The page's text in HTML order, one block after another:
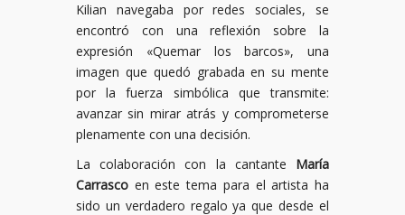
Kilian navegaba por redes sociales, se
encontró con una reflexión sobre la
expresión «Quemar los barcos», una
imagen que quedó grabada en su mente
por la fuerza simbólica que transmite:
avanzar sin mirar atrás y comprometerse
plenamente con una decisión.
La colaboración con la cantante María
Carrasco en este tema para el artista ha
sido un verdadero regalo ya que desde el